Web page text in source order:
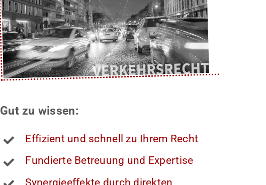
Nützliche Downloads und Links
BLOG Aktuelles & Infos
Gut zu wissen:
Effizient und schnell zu Ihrem Recht
Fundierte Betreuung und Expertise
Synergieeffekte durch direkten